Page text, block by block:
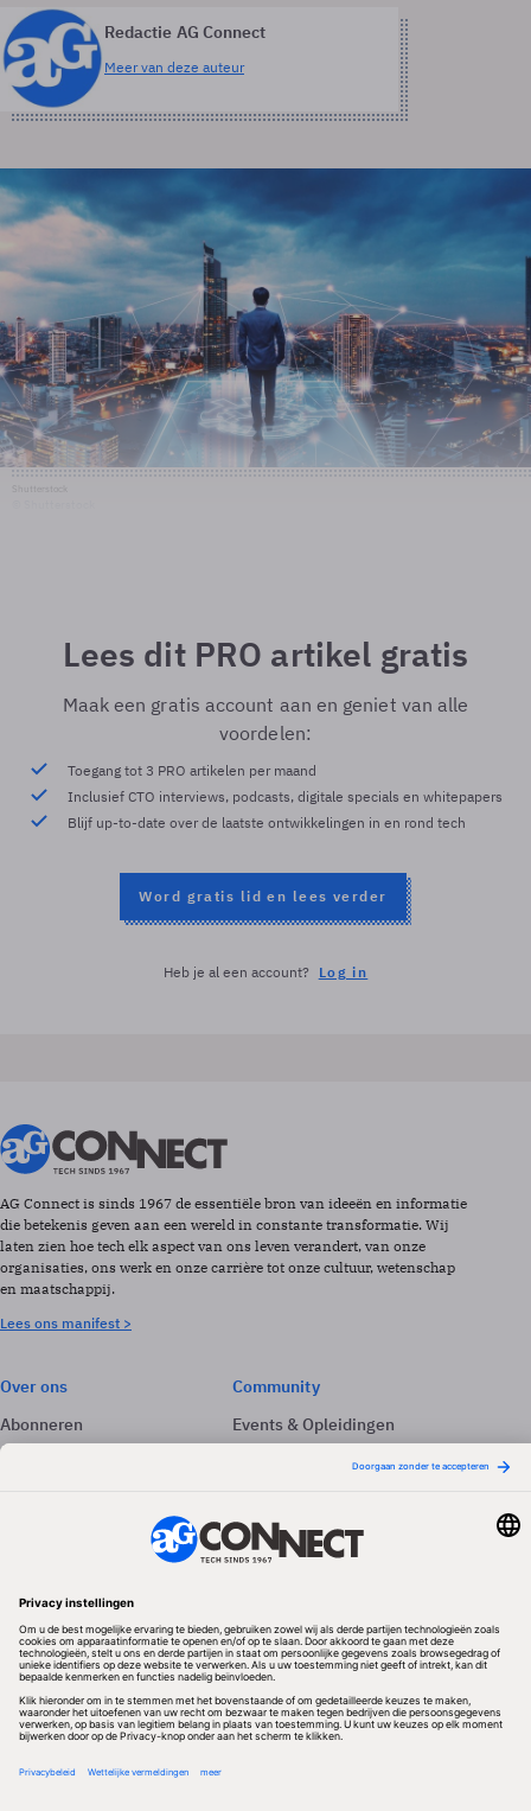
Redactie AG Connect
Meer van deze auteur
Lees dit PRO artikel gratis
Maak een gratis account aan en geniet van alle
voordelen:
Toegang tot 3 PRO artikelen per maand
Inclusief CTO interviews, podcasts, digitale specials en whitepapers
Blijf up-to-date over de laatste ontwikkelingen in en rond tech
Word gratis lid en lees verder
Heb je al een account? Log in
AG Connect is sinds 1967 de essentiële bron van ideeën en informatie
die betekenis geven aan een wereld in constante transformatie. Wij
laten zien hoe tech elk aspect van ons leven verandert, van onze
organisaties, ons werk en onze carrière tot onze cultuur, wetenschap
en maatschappij.
Lees ons manifest >
Over ons
Abonneren
Adverteren
Community
Events & Opleidingen
Nieuwsbrieven
Volg ons
Redactionele partner